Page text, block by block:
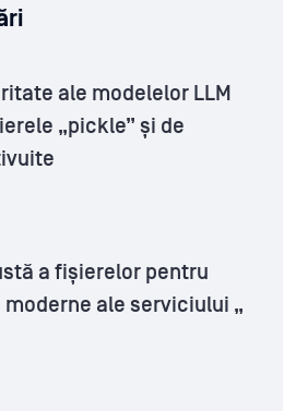
ale modelelor LLM
„pickle” și de
a fișierelor pentru
ale serviciului „